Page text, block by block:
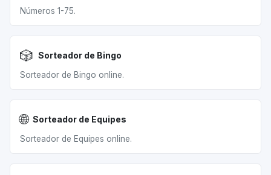
Números 1-75.
🎲 Sorteador de Bingo
Sorteador de Bingo online.
🌐 Sorteador de Equipes
Sorteador de Equipes online.